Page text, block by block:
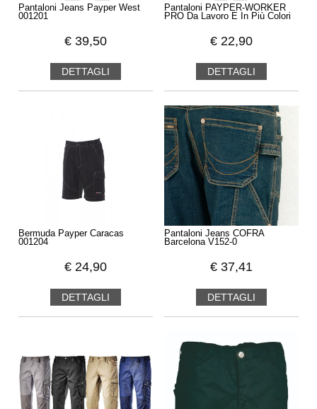
Pantaloni Jeans Payper West
001201
€ 39,50
DETTAGLI
Pantaloni PAYPER-WORKER
PRO Da Lavoro E In Più Colori
€ 22,90
DETTAGLI
Bermuda Payper Caracas
001204
€ 24,90
DETTAGLI
Pantaloni Jeans COFRA
Barcelona V152-0
€ 37,41
DETTAGLI